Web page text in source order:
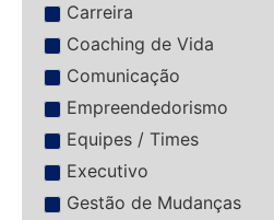
Carreira
Coaching de Vida
Comunicação
Empreendedorismo
Equipes / Times
Executivo
Gestão de Mudanças